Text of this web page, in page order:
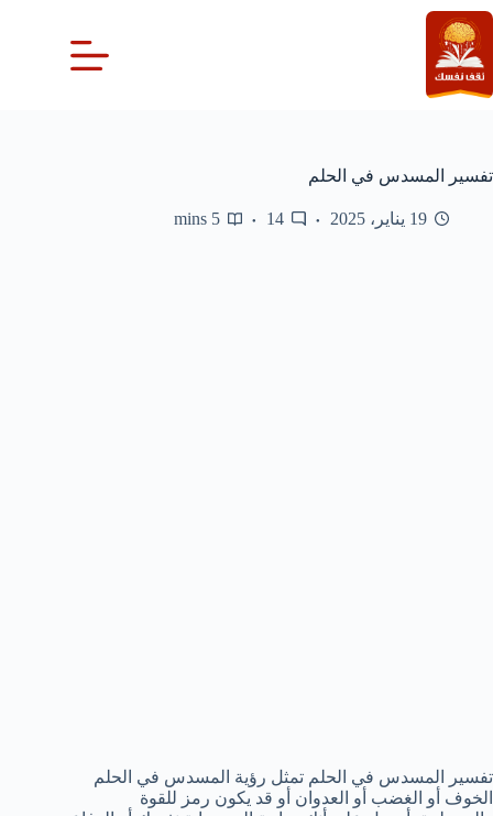
التجاوز
إلى
المحتوى
تفسير المسدس في الحلم
19 يناير، 2025 14
5 mins
تفسير المسدس في الحلم تمثل رؤية المسدس في الحلم
الخوف أو الغضب أو العدوان أو قد يكون رمز للقوة